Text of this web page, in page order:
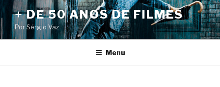
Pular
para
o
conteúdo
+ DE 50 ANOS DE FILMES
Por Sérgio Vaz
Menu